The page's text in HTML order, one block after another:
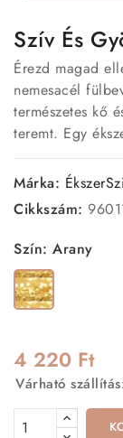
Szív És
Érezd magad
nemesacél
természetes kő
teremt. Egy
Márka:
Cikkszám:
Szín: Arany
Arany
4 220 Ft
Várható